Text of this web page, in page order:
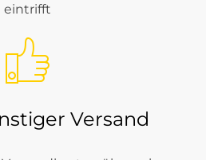
eintrifft
Versand